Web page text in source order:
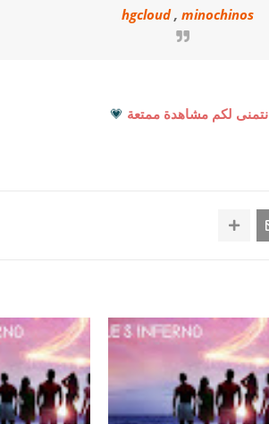
hgcloud, minochinos
نتمنى لكم مشاهدة ممتعة 💗